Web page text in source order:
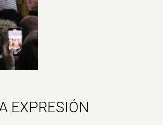
EXPRESIÓN